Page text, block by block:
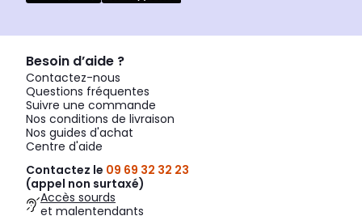
Besoin d’aide ?
Contactez-nous
Questions fréquentes
Suivre une commande
Nos conditions de livraison
Nos guides d'achat
Centre d'aide
Contactez le 09 69 32 32 23
(appel non surtaxé)
Accès sourds
et malentendants